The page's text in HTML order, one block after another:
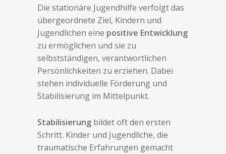
Die stationäre Jugendhilfe verfolgt das
übergeordnete Ziel, Kindern und
Jugendlichen eine positive Entwicklung
zu ermöglichen und sie zu
selbstständigen, verantwortlichen
Persönlichkeiten zu erziehen. Dabei
stehen individuelle Förderung und
Stabilisierung im Mittelpunkt.
Stabilisierung bildet oft den ersten
Schritt. Kinder und Jugendliche, die
traumatische Erfahrungen gemacht